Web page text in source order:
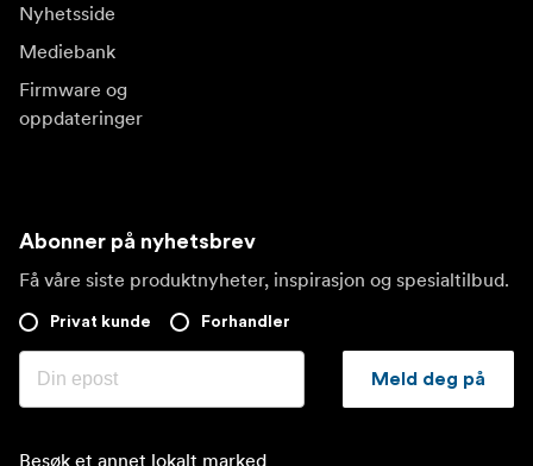
Nyhetsside
Mediebank
Firmware og
oppdateringer
Abonner på nyhetsbrev
Få våre siste produktnyheter, inspirasjon og spesialtilbud.
Privat kunde Forhandler
Meld deg på
Besøk et annet lokalt marked